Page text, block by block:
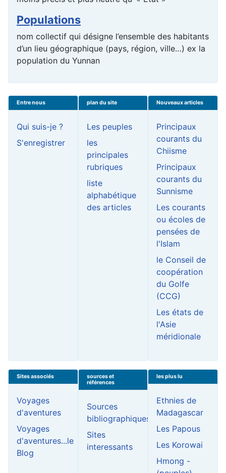
Populations
nom collectif qui désigne l’ensemble des habitants
d’un lieu géographique (pays, région, ville…) ex la
population du Yunnan
Entre nous
Qui suis-je ?
S'enregistrer
plan du site
Les peuples
les
principales
rubriques
liste
alphabétique
des articles
Nouveaux articles
Principaux
courants du
Chiisme
Principaux
courants du
Sunnisme
Les courants
ou écoles de
pensées de
l'Islam
le Conseil de
coopération
du Golfe
(CCG)
Les états de
l'Asie
méridionale
Sites associés
Voyages
d'aventures
Voyages
d'aventures...le
Blog
sources et
références
Sources
bibliographiques
Sites
interessants
les plus lu
Ethnies de
Madagascar
Les Papous
Les Korowai
Hmong -